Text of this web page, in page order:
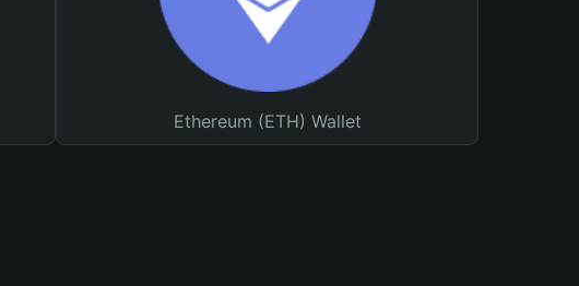
Ethereum (ETH) Wallet